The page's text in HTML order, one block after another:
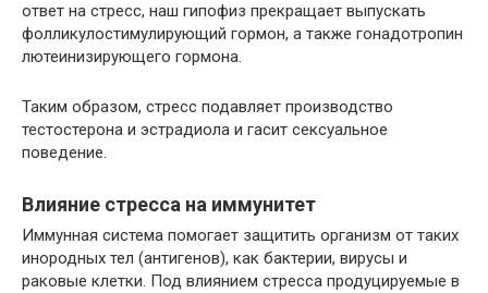
ответ на стресс, наш гипофиз прекращает выпускать
фолликулостимулирующий гормон, а также гонадотропин
лютеинизирующего гормона.
Таким образом, стресс подавляет производство
тестостерона и эстрадиола и гасит сексуальное
поведение.
Влияние стресса на иммунитет
Иммунная система помогает защитить организм от таких
инородных тел (антигенов), как бактерии, вирусы и
раковые клетки. Под влиянием стресса продуцируемые в